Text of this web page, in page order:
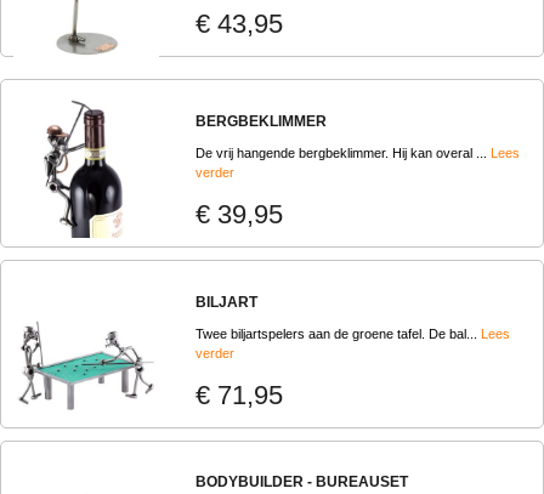
€ 43,95
BERGBEKLIMMER
De vrij hangende bergbeklimmer. Hij kan overal ... Lees
verder
€ 39,95
BILJART
Twee biljartspelers aan de groene tafel. De bal... Lees
verder
€ 71,95
BODYBUILDER - BUREAUSET